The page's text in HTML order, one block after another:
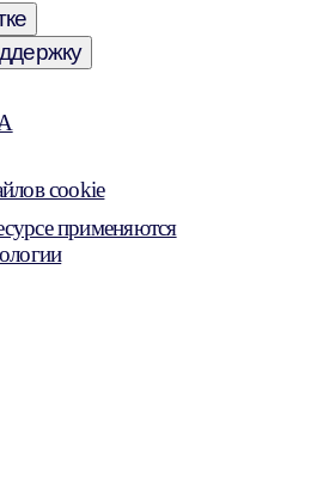
cookie
применяются